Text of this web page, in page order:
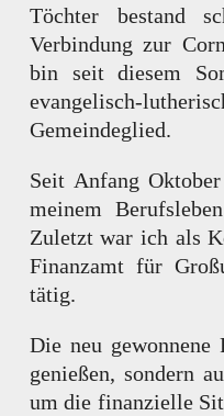
Töchter bestand
Verbindung zur
bin seit diesem
evangelisch-
Gemeindeglied.
Seit Anfang
meinem
Zuletzt war ich als
Finanzamt für
tätig.
Die neu
genießen, sondern
um die finanzielle